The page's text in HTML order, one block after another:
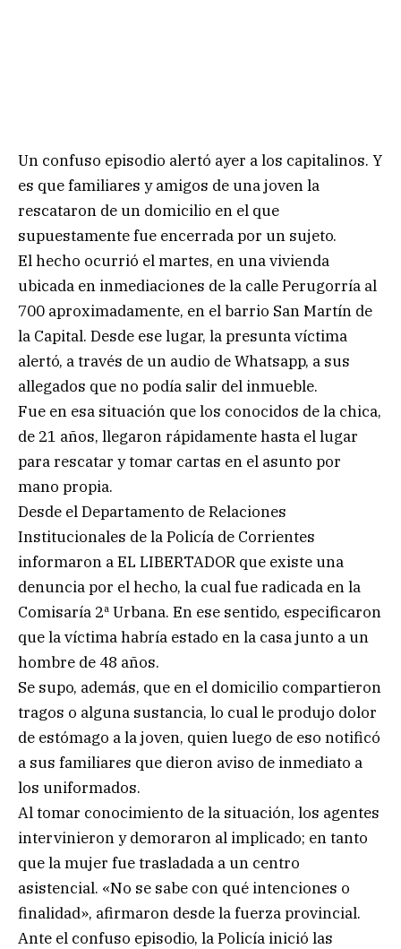
Un confuso episodio alertó ayer a los capitalinos. Y
es que familiares y amigos de una joven la
rescataron de un domicilio en el que
supuestamente fue encerrada por un sujeto.
El hecho ocurrió el martes, en una vivienda
ubicada en inmediaciones de la calle Perugorría al
700 aproximadamente, en el barrio San Martín de
la Capital. Desde ese lugar, la presunta víctima
alertó, a través de un audio de Whatsapp, a sus
allegados que no podía salir del inmueble.
Fue en esa situación que los conocidos de la chica,
de 21 años, llegaron rápidamente hasta el lugar
para rescatar y tomar cartas en el asunto por
mano propia.
Desde el Departamento de Relaciones
Institucionales de la Policía de Corrientes
informaron a EL LIBERTADOR que existe una
denuncia por el hecho, la cual fue radicada en la
Comisaría 2ª Urbana. En ese sentido, especificaron
que la víctima habría estado en la casa junto a un
hombre de 48 años.
Se supo, además, que en el domicilio compartieron
tragos o alguna sustancia, lo cual le produjo dolor
de estómago a la joven, quien luego de eso notificó
a sus familiares que dieron aviso de inmediato a
los uniformados.
Al tomar conocimiento de la situación, los agentes
intervinieron y demoraron al implicado; en tanto
que la mujer fue trasladada a un centro
asistencial. «No se sabe con qué intenciones o
finalidad», afirmaron desde la fuerza provincial.
Ante el confuso episodio, la Policía inició las